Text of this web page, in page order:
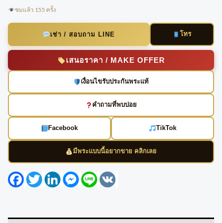
ชมแล้ว 155 ครั้ง
เช่า / สอบถาม LINE โทร
เสนอราคา / MAKE OFFER
เงื่อนไขรับประกันพระแท้
คำถามที่พบบ่อย
Facebook TikTok
มีพระแบบนี้อยากขาย คลิกเลย
FacebookTwitterLinkedInMessenger
Line